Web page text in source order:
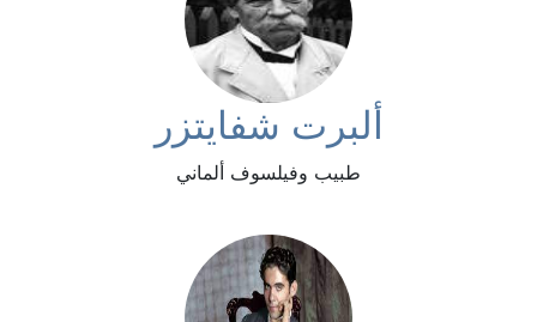
ألبرت شفايتزر
طبيب وفيلسوف ألماني